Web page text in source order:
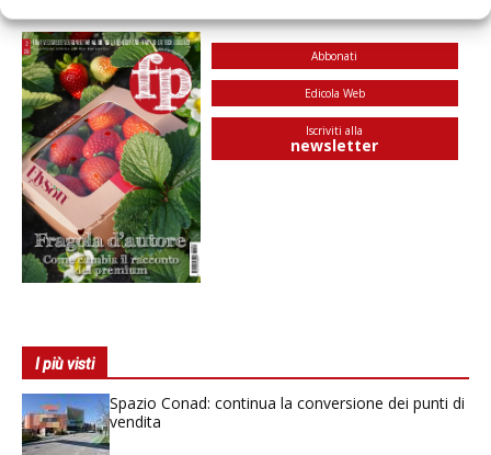
Abbonati
Edicola Web
Iscriviti alla
newsletter
I più visti
Spazio Conad: continua la conversione dei punti di
vendita